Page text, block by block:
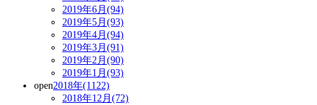
2019年6月(94)
2019年5月(93)
2019年4月(94)
2019年3月(91)
2019年2月(90)
2019年1月(93)
open2018年(1122)
2018年12月(72)